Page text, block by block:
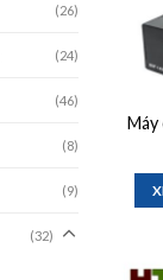
(26)
(24)
(46)
(8)
(9)
(32)